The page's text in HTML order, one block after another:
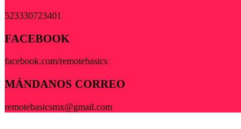
523330723401
FACEBOOK
facebook.com/remotebasics
MÁNDANOS CORREO
remotebasicsmx@gmail.com